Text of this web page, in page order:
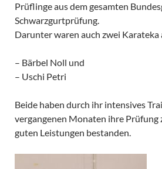
Prüflinge aus dem gesamten
Schwarzgurtprüfung.
Darunter waren auch zwei Karateka
– Bärbel Noll und
– Uschi Petri
Beide haben durch ihr intensives
vergangenen Monaten ihre Prüfung
guten Leistungen bestanden.